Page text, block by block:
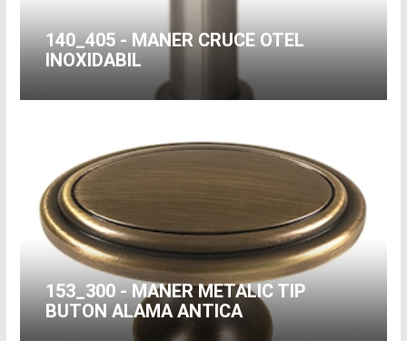
140_405 - MANER CRUCE OTEL
INOXIDABIL
153_300 - MANER METALIC TIP
BUTON ALAMA ANTICA